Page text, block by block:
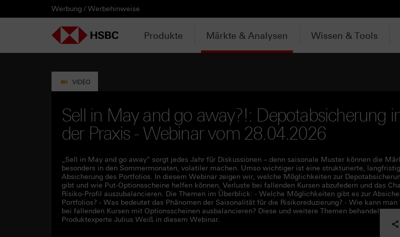
PRODUKTE
HEBELPRODUKTE
MÄRKTE & ANALYSEN
WISSEN & TOOLS
KONTAKT & SERVICE
DOWNLOADCENTER
LÄNDERAUSWAHL
Deutschland
AUSGEWÄHLTE SEITEN
HEBELPRODUKTE
Knock-out-Produkte
Weitere Hebelprodukte
Ausgestoppte Produkte
Intraday-Emissionen
ANLAGEPRODUKTE
Aktien- / Indexanleihen
Discount-Zertifikate
Express-Zertifikate
Kapitalschutz-Produkte
Sprint-Zertifikate
Strategie- / Basket- /
Themenzertifikate
AKTUELLES
Anpassungen / Kündigungen
Neuemissionen
ANALYSEN
Daily Trading
Trendkompass
Newsletter-Abonnement
VIDEOS
ntv-Zertifikate mit HSBC
Börse Stuttgart TV mit HSBC
Zertifikate Aktuell mit HSBC
WATCHLIST
Login / Zur Watchlist
WEBINARE
Webinartermine
WISSEN
kostenlose eBooks
Aktien- / Indexanleihen Rechner
Trendkompass
KONTAKT
Kontaktformular
SERVICE
Wir über uns
DOWNLOADCENTER
Basisprospekte /
Wertpapierbeschreibungen
Werbung / Werbehinweise
Produkte Märkte & Analysen Wissen & Tools
VIDEO
Sell in May and go away?!: Depotabsicherung
der Praxis - Webinar vom 28.04.2026
„Sell in May and go away“ sorgt jedes Jahr für Diskussionen – denn saisonale Muster können die
besonders in den Sommermonaten, volatiler machen. Umso wichtiger ist eine strukturierte,
Absicherung des Portfolios. In diesem Webinar zeigen wir, welche Möglichkeiten zur
gibt und wie Put-Optionsscheine helfen können, Verluste bei fallenden Kursen abzufedern und das
Risiko-Profil auszubalancieren. Die Themen im Überblick: - Welche Möglichkeiten gibt es zur
Portfolios? - Was bedeutet das Phänomen der Saisonalität für die Risikoreduzierung? - Wie kann man
bei fallenden Kursen mit Optionsscheinen ausbalancieren? Diese und weitere Themen behandelt
Produktexperte Julius Weiß in diesem Webinar.